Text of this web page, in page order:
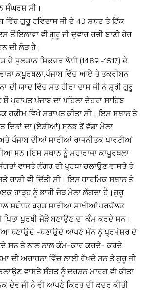
ਸੰਘਰਸ਼ ਸੀ।
ਵਿੱਚ ਗੁਰੁੂ ਰਵਿਦਾਸ ਜੀ ਦੇ 40 ਸ਼ਬਦ ਤੇ ਇੱਕ
ਤੋਂ ਇਲਾਵਾ ਵੀ ਗੁਰੂ ਜੀ ਦੁਵਾਰ ਰਚੀ ਬਾਣੀ ਹੋਰ
ਦੀ ਲੋੜ ਹੈ।
ਦੇ ਸੁਲਤਾਨ ਸਿਕਦਰ ਲੋਧੀ (1489 -1517) ਦੇ
ਵਿੱਚ ਆਏ ਤੇ ਤਕਰੀਬਨ
ਦੀ ਯਾਦ ਵਿੱਚ ਸੰਤ ਹੀਰਾ ਦਾਸ ਜੀ ਨੇ ਸ਼੍ਰੀ ਗੁਰੁੂ
ਸ਼ੌ ਪ੍ਰਾਪਤ ਪੰਜਾਬ ਦਾ ਪਹਿਲਾ ਦੇਹਰਾ ਸਾਹਿਬ
ਹਕੀਮ ਵਿਖੇ ਸਥਾਪਤ ਕੀਤਾ ਸੀ। ਇਸ ਸਥਾਨ ਤੇ
ਦਿਨਾਂ ਦਾ (ਏਸ਼ੀਆਂ) ਸ੍ਨਭ ਤੋਂ ਵੱਡਾ ਮੇਲਾ
ਪੰਜਾਬ ਦੀਆਂ ਸਾਰੀਆਂ ਰਾਜਨੀਤਕ ਪਾਰਟੀਆਂ
ਸਨ।ਇਸ ਸਥਾਨ ਨੂੰ ਮਹਾਰਾਜਾ ਕਾਪੂਰਥਲਾ
ਵਾਸਤੇ ਲੰਗਰ ਦੀ ਪ੍ਰਥਾ ਚਲਾਉਣ ਵਾਸਤੇ ਤੇ
ਰਾਸ਼ੀ ਵੀ ਦਿੱਤੀ ਸੀ। ਇਸ ਧਾਰਮਿਕ ਸਥਾਨ ਤੇ
ਹਾੜ੍ਹ ਨੂੰ ਭਾਰੀ ਜੋੜ ਮੇਲਾ ਲੱਗਦਾ ਹੈ।ਗੁਰੂ
ਸਬੰਧਤ ਬਹੁਤ ਸਾਰੀਆ ਸਾਖੀਆਂ ਪਰਚੱਲਤ
ਪਿਤਾ ਪੁਰਖੀ ਜੋੜੇ ਬਣਾਉਣ ਦਾ ਕੰਮ ਕਰਦੇ ਸਨ।
ਬਣਾਉਦੇ -ਬਣਾਉਦੇ ਆਪਣੇ ਮੰਨ ਨੂੰ ਪ੍ਰਮੇਸ਼ਰ ਦੇ
ਸਨ ਤੇ ਨਾਲ ਨਾਲ ਕੰਮ-ਕਾਰ ਕਰਦੇ- ਕਰਦੇ
ਦੀ ਅਰਾਧਨਾ ਵਿੱਚ ਲਾਈ ਰੱਖਦੇ ਸਨ ਤੇ ਗੁਰੂ ਜੀ
ਵਾਸਤੇ ਸੰਗਤ ਨੂੰ ਦਰਸ਼ਨ ਮਾਰਗ ਵੀ ਕੀਤਾ
ਦੇਵ ਜੀ ਨੇ ਵੀ ਆਪਣੇ ਕਿਰਤ ਦੀ ਕਦਰ ਕੀਤੀ